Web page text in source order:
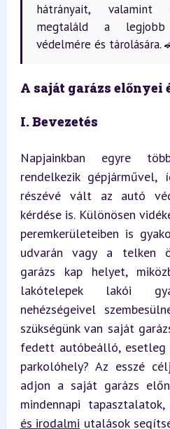
hátrányait, valamint
megtaláld a
védelmére és tárolására.
A saját garázs előnyei
I. Bevezetés
Napjainkban egyre
rendelkezik
részévé vált az autó
kérdése is. Különösen
peremkerületeiben is
udvarán vagy a telken
garázs kap helyet,
lakótelepek lakói
nehézségeivel
szükségünk van saját
fedett autóbeálló,
parkolóhely? Az esszé
adjon a saját garázs
és irodalmi utalások